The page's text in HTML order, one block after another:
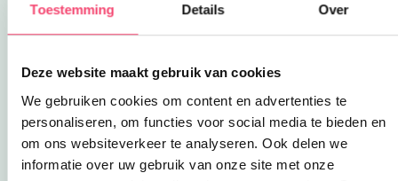
Toestemming Details Over
Deze website maakt gebruik van cookies
We gebruiken cookies om content en advertenties te
personaliseren, om functies voor social media te bieden en
om ons websiteverkeer te analyseren. Ook delen we
informatie over uw gebruik van onze site met onze
hardkartonnen prentenboekje met eenvoudige
9. De mooiste Sinterklaasverhalen
Het eerste verhaal gaat over Hoofdpiet die geen
zin heeft om cadeautjes rond te brengen. Verder
drie verhalen over een jongetje dat zelf
Sinterklaas wil worden, de verdwijning van het